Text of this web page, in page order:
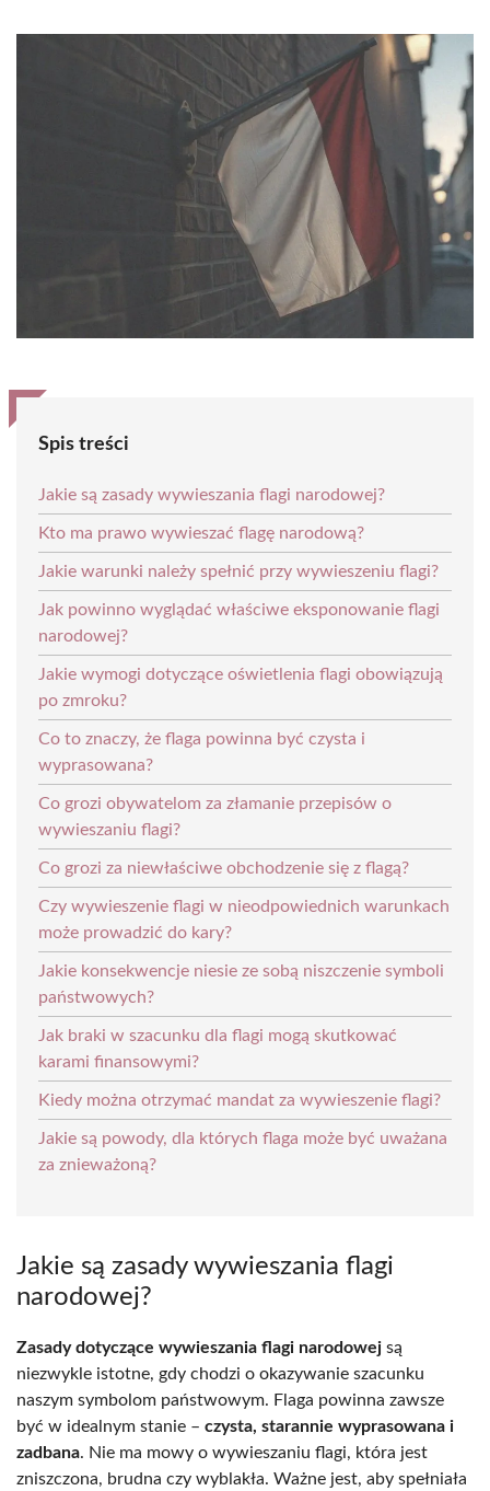
Spis treści
Jakie są zasady wywieszania flagi narodowej?
Kto ma prawo wywieszać flagę narodową?
Jakie warunki należy spełnić przy wywieszeniu flagi?
Jak powinno wyglądać właściwe eksponowanie flagi
narodowej?
Jakie wymogi dotyczące oświetlenia flagi obowiązują
po zmroku?
Co to znaczy, że flaga powinna być czysta i
wyprasowana?
Co grozi obywatelom za złamanie przepisów o
wywieszaniu flagi?
Co grozi za niewłaściwe obchodzenie się z flagą?
Czy wywieszenie flagi w nieodpowiednich warunkach
może prowadzić do kary?
Jakie konsekwencje niesie ze sobą niszczenie symboli
państwowych?
Jak braki w szacunku dla flagi mogą skutkować
karami finansowymi?
Kiedy można otrzymać mandat za wywieszenie flagi?
Jakie są powody, dla których flaga może być uważana
za znieważoną?
Jakie są zasady wywieszania flagi
narodowej?
Zasady dotyczące wywieszania flagi narodowej są
niezwykle istotne, gdy chodzi o okazywanie szacunku
naszym symbolom państwowym. Flaga powinna zawsze
być w idealnym stanie – czysta, starannie wyprasowana i
zadbana. Nie ma mowy o wywieszaniu flagi, która jest
zniszczona, brudna czy wyblakła. Ważne jest, aby spełniała